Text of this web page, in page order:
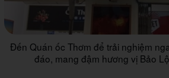
Đến Quán ốc Thơm để trải nghiệm
đáo, mang đậm hương vị Bảo